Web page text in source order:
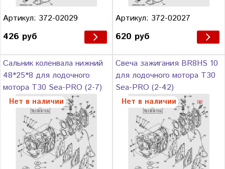
Артикул: 372-02029
426 руб
Артикул: 372-02027
620 руб
Сальник коленвала нижний
48*25*8 для лодочного
мотора Т30 Sea-PRO (2-7)
Нет в наличии
Свеча зажигания BR8HS 10
для лодочного мотора Т30
Sea-PRO (2-42)
Нет в наличии